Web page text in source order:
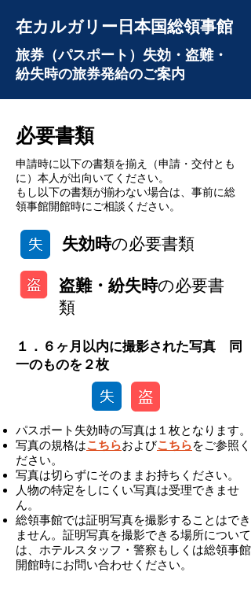
在カルガリー日本国総領事館
旅券（パスポート）失効・盗難・
紛失時の旅券発給のご案内
必要書類
申請時に以下の書類を揃え（申請・交付とも
に）本人が出向いてください。
もし以下の書類が揃わない場合は、事前に総
領事館開館時にご相談ください。
失効時の必要書類
盗難・紛失時の必要書
類
１．６ヶ月以内に撮影された写真 同
一のものを２枚
パスポート失効時の写真は１枚となります。
写真の規格はこちらおよびこちらをご参照く
ださい。
写真は切らずにそのままお持ちください。
人物の特定をしにくい写真は受理できませ
ん。
総領事館では証明写真を撮影することはでき
ません。証明写真を撮影できる場所について
は、ホテルスタッフ・警察もしくは総領事館
開館時にお問い合わせください。